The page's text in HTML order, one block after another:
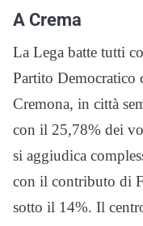
A Crema
La Lega batte tutti
Partito Democratico
Cremona, in città
con il 25,78% dei
si aggiudica
con il contributo di
sotto il 14%. Il